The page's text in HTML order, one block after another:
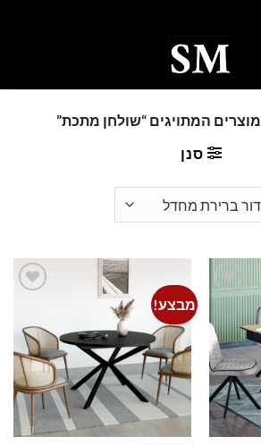
מוצרים המתויגים “שולחן מתכת”
סנן
מבצע!